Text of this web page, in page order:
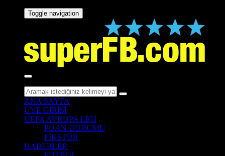
Toggle navigation
ANA SAYFA
ÜYE GİRİŞİ
UEFA AVRUPA LİGİ
PUAN DURUMU
FİKSTÜR
HABERLER